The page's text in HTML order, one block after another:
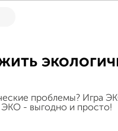
проблемы? Игра
ЭКО - выгодно и просто!